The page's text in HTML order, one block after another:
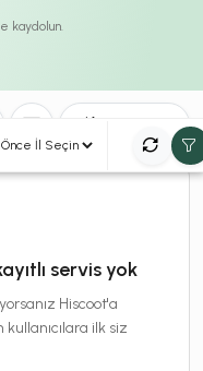
kaydolun.
servis yok
Hiscoot'a
ilk siz